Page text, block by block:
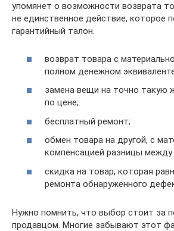
упомянет о возможности возврата
не единственное действие, которое
гарантийный талон.
возврат товара с
полном денежном
замена вещи на точно такую
по цене;
бесплатный ремонт;
обмен товара на другой, с
компенсацией разницы
скидка на товар, которая
ремонта обнаруженного
Нужно помнить, что выбор стоит за
продавцом. Многие забывают этот